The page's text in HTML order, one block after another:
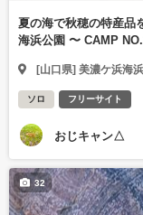
夏の海で秋穂の特産
海浜公園 〜 CAMP
[山口県] 美濃ケ浜海
ソロ フリーサイト
おじキャン△
32